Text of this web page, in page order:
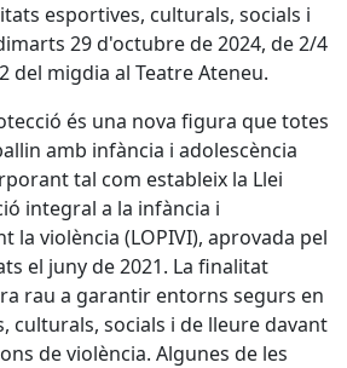
esportives, culturals, socials i
29 d'octubre de 2024, de 2/4
del migdia al Teatre Ateneu.
és una nova figura que totes
amb infància i adolescència
tal com estableix la Llei
integral a la infància i
la violència (LOPIVI), aprovada pel
el juny de 2021. La finalitat
rau a garantir entorns segurs en
culturals, socials i de lleure davant
de violència. Algunes de les